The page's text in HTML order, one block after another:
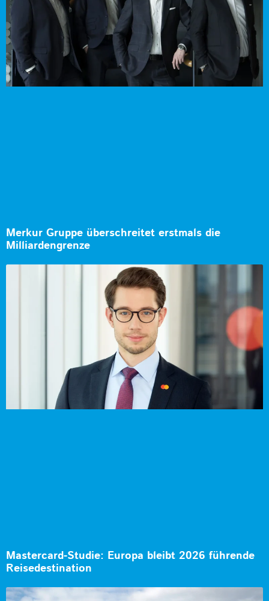
Merkur Gruppe überschreitet erstmals die
Milliardengrenze
Mastercard-Studie: Europa bleibt 2026 führende
Reisedestination